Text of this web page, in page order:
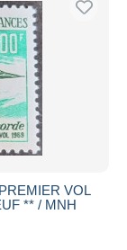
VOL
** / MNH